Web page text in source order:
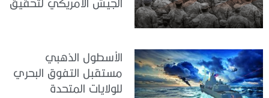
الجيش الأمريكي لتحقيق
الأسطول الذهبي
مستقبل التفوق البحري
للولايات المتحدة